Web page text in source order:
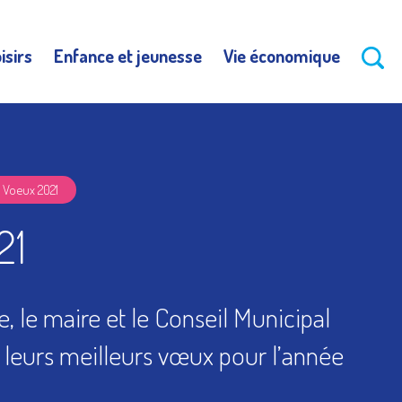
sportifs
Enfance et jeunesse
Scolarité –
Vie économique
Voeux 2021
le maire et le Conseil Municipal
meilleurs vœux pour l’année